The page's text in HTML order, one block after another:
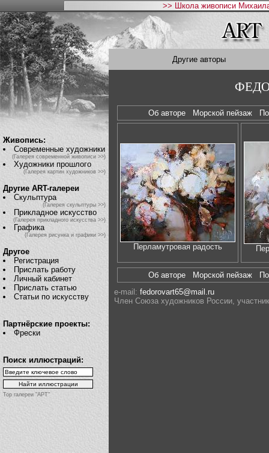
>> Школа живописи
Живопись:
Современные художники
(Галерея современной живописи >>)
Художники прошлого
(Галерея картин художников >>)
Другие ART-галереи
Скульптура
(Галерея скульптуры >>)
Прикладное искусство
(Галерея прикладного искусства >>)
Графика
(Галерея рисунка и графики >>)
Другое
Регистрация
Прислать работу
Личный кабинет
Прислать статью
Статьи по искусству
Партнёрские проекты:
Фрески
Поиск иллюстраций:
Top галереи "АРТ"
Другие авторы
Об авторе Морской пейзаж
Перламутровая радость
Об авторе Морской пейзаж
e-mail: fedorovart65@mail.ru
Член Союза художников России,